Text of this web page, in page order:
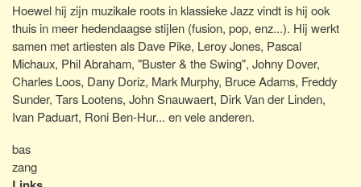
Hoewel hij zijn muzikale roots in klassieke Jazz vindt is hij ook
thuis in meer hedendaagse stijlen (fusion, pop, enz...). Hij werkt
samen met artiesten als Dave Pike, Leroy Jones, Pascal
Michaux, Phil Abraham, "Buster & the Swing", Johny Dover,
Charles Loos, Dany Doriz, Mark Murphy, Bruce Adams, Freddy
Sunder, Tars Lootens, John Snauwaert, Dirk Van der Linden,
Ivan Paduart, Roni Ben-Hur... en vele anderen.
bas
zang